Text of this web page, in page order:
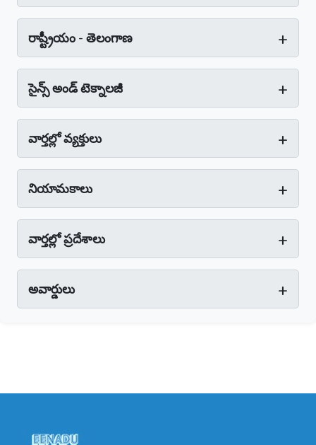
రాష్ట్రీయం - తెలంగాణ +
సైన్స్‌ అండ్‌ టెక్నాలజీ +
వార్తల్లో వ్యక్తులు +
నియామకాలు +
వార్తల్లో ప్రదేశాలు +
అవార్డులు +